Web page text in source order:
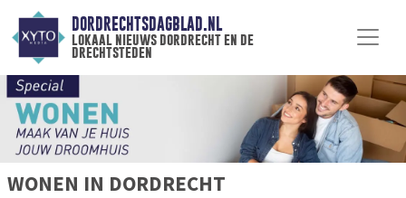
DORDRECHTSDAGBLAD.NL
lokaal nieuws dordrecht en de
drechtsteden
WONEN IN DORDRECHT